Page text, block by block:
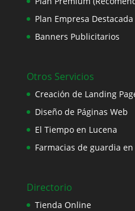
Plan Empresa Destacada
Banners Publicitarios
Otros Servicios
Creación de Landing
Diseño de Páginas Web
El Tiempo en Lucena
Farmacias de guardia en
Directorio
Tienda Online